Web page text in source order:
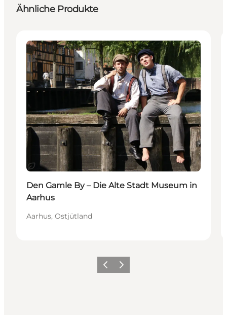
Ähnliche Produkte
Nachhaltig
Attraktionen
Den Gamle By – Die Alte Stadt Museum in
Aarhus
Aarhus, Ostjütland
ZurückWeiter